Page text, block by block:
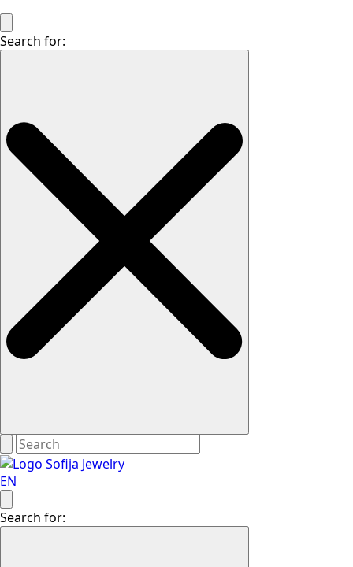
Search for:
EN
Search for: